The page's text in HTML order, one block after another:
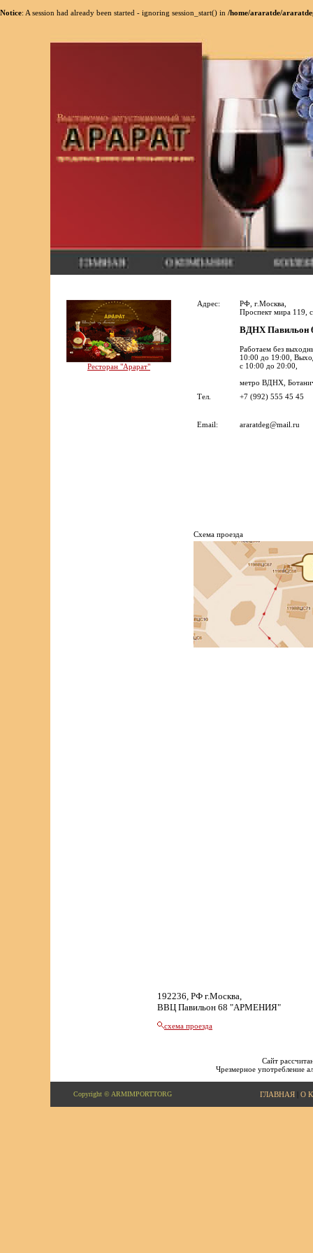
Notice: A session had already been started - ignoring session_start() in /home/araratde/
Ресторан "Арарат"
Адрес:
РФ, г.Москва,
Проспект мира 119,
ВДНХ
Работаем без
10:00 до 19:00,
с 10:00 до 20:00,
метро ВДНХ,
Тел.
+7 (992) 555 45 45
Email: araratdeg@mail.ru
Cхема проезда
192236, РФ г.Москва,
ВВЦ Павильон 68 "АРМЕНИЯ"
схема проезда
Сайт
Чрезмерное употребление
Copyright © ARMIMPORTTORG ГЛАВНАЯ| О